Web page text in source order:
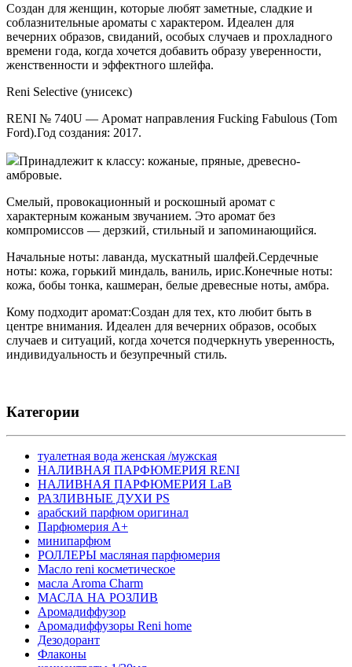
Создан для женщин, которые любят заметные, сладкие и
соблазнительные ароматы с характером. Идеален для
вечерних образов, свиданий, особых случаев и прохладного
времени года, когда хочется добавить образу уверенности,
женственности и эффектного шлейфа.
Reni Selective (унисекс)
RENI № 740U — Аромат направления Fucking Fabulous (Tom
Ford).Год создания: 2017.
Принадлежит к классу: кожаные, пряные, древесно-
амбровые.
Смелый, провокационный и роскошный аромат с
характерным кожаным звучанием. Это аромат без
компромиссов — дерзкий, стильный и запоминающийся.
Начальные ноты: лаванда, мускатный шалфей.Сердечные
ноты: кожа, горький миндаль, ваниль, ирис.Конечные ноты:
кожа, бобы тонка, кашмеран, белые древесные ноты, амбра.
Кому подходит аромат:Создан для тех, кто любит быть в
центре внимания. Идеален для вечерних образов, особых
случаев и ситуаций, когда хочется подчеркнуть уверенность,
индивидуальность и безупречный стиль.
Категории
туалетная вода женская /мужская
НАЛИВНАЯ ПАРФЮМЕРИЯ RENI
НАЛИВНАЯ ПАРФЮМЕРИЯ LaB
РАЗЛИВНЫЕ ДУХИ PS
арабский парфюм оригинал
Парфюмерия А+
минипарфюм
РОЛЛЕРЫ масляная парфюмерия
Масло reni косметическое
масла Aroma Charm
МАСЛА НА РОЗЛИВ
Аромадиффузор
Аромадиффузоры Reni home
Дезодорант
Флаконы